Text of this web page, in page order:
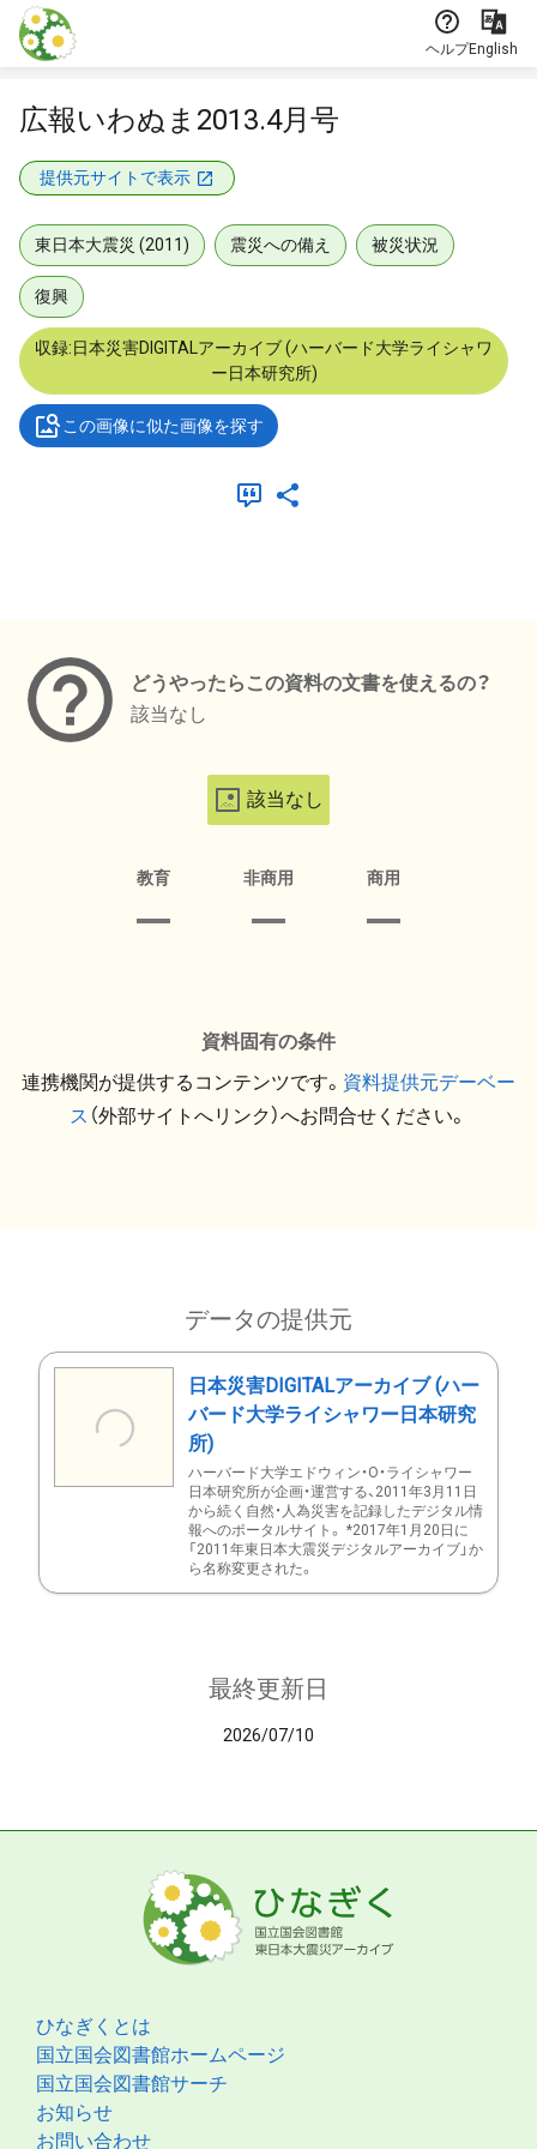
本文に飛ぶ
ヘルプEnglish
広報いわぬま2013.4月号
提供元サイトで表示
東日本大震災 (2011) 震災への備え 被災状況
復興
収録:日本災害DIGITALアーカイブ (ハーバード大学ライシャワ
ー日本研究所)
この画像に似た画像を探す
どうやったらこの資料の文書を使えるの？
該当なし
該当なし
教育 非商用 商用
資料固有の条件
連携機関が提供するコンテンツです。 資料提供元デーベー
ス （外部サイトへリンク）へお問合せください。
データの提供元
日本災害DIGITALアーカイブ (ハー
バード大学ライシャワー日本研究
所)
ハーバード大学エドウィン・O・ライシャワー
日本研究所が企画・運営する、2011年3月11日
から続く自然・人為災害を記録したデジタル情
報へのポータルサイト。 *2017年1月20日に
「2011年東日本大震災デジタルアーカイブ」か
ら名称変更された。
最終更新日
2026/07/10
ひなぎくとは
国立国会図書館ホームページ
国立国会図書館サーチ
お知らせ
お問い合わせ